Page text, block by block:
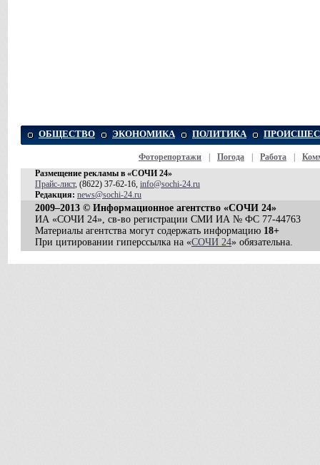
ОБЩЕСТВО ЭКОНОМИКА ПОЛИТИКА
Фоторепортажи Погода Работа
Размещение рекламы в «СОЧИ 24»
Прайс-лист, (8622) 37-62-16, info@sochi-24.ru
Редакция: news@sochi-24.ru
2009–2013 © Информационное агентство «СОЧИ 24»
ИА «СОЧИ 24», св-во регистрации СМИ ИА № ФС 77-44763
Материалы агентства могут содержать информацию 18+
При цитировании гиперссылка на «СОЧИ 24» обязательна.